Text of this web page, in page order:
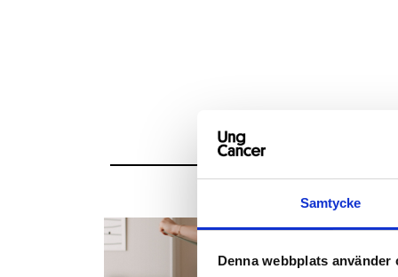
Samtycke
Denna webbplats använder